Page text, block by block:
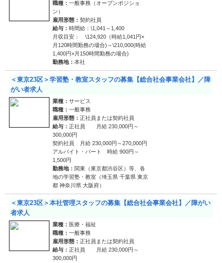
職種： 一般事務（オープンポジショ
ン）
雇用形態： 契約社員
給与： 時間給：\1,041～1,400
月収目安： \124,920（時給1,041円×
月120時間勤務の場合)～\210,000(時給
1,400円×月150時間勤務の場合)
勤務地： 本社
＜東京23区＞学習塾・教室スタッフの募集【総合社会事業会社】／障
がい者求人
業種： サービス
職種： 一般事務
雇用形態： 正社員または契約社員
給与： 正社員 月給 230,000円～
300,000円
契約社員 月給 230,000円～270,000円
アルバイト・パート 時給 900円～
1,500円
勤務地： 関東（東京都渋谷区）等、各
地の学習塾・教室（埼玉県 千葉県 東京
都 神奈川県 大阪府）
＜東京23区＞本社管理スタッフの募集【総合社会事業会社】／障がい
者求人
業種： 医療・福祉
職種： 一般事務
雇用形態： 正社員または契約社員
給与： 正社員 月給 230,000円～
300,000円